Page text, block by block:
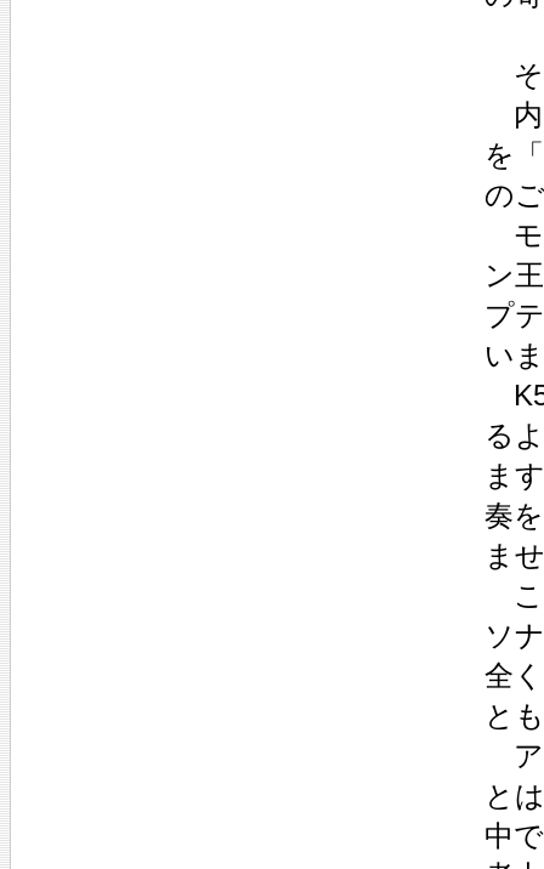
そ
内
を
の
モ
ン
プ
い
る
ま
奏
ま
こ
ソ
全
と
ア
と
中